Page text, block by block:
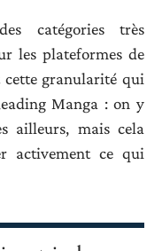
catégories très
les plateformes de
cette granularité qui
Manga : on y
ailleurs, mais cela
activement ce qui